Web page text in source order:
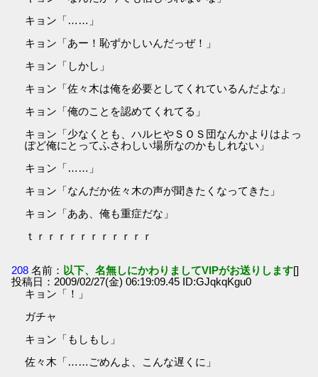
キョン「……」
キョン「あー！恥ずかしいんだっぜ！」
キョン「しかし」
キョン「佐々木は俺を必要としてくれているんだよな」
キョン「俺のことを認めてくれてる」
キョン「少なくとも、ハルヒやＳＯＳ団なんかよりはよっ
ぽど俺にとってふさわしい場所なのかもしれない」
キョン「……」
キョン「なんだか佐々木の声が聞きたくなってきた」
キョン「ああ、俺も重症だな」
ｔｒｒｒｒｒｒｒｒｒｒｒ
208 名前： 以下、名無しにかわりましてVIPがお送りします[]
投稿日：2009/02/27(金) 06:19:09.45 ID:GJqkqKgu0
キョン「！」
ガチャ
キョン「もしもし」
佐々木「……ごめんよ、こんな遅くに」